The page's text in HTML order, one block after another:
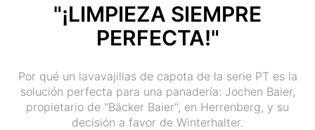
"¡LIMPIEZA SIEMPRE
PERFECTA!"
Por qué un lavavajillas de capota de la serie PT es la
solución perfecta para una panadería: Jochen Baier,
propietario de "Bäcker Baier", en Herrenberg, y su
decisión a favor de Winterhalter.